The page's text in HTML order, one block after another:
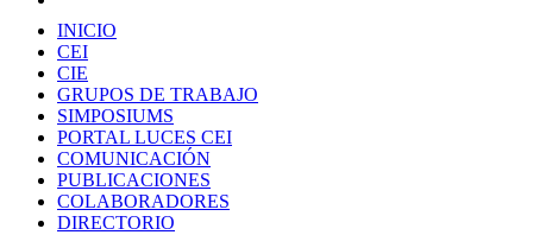
INICIO
CEI
CIE
GRUPOS DE TRABAJO
SIMPOSIUMS
PORTAL LUCES CEI
COMUNICACIÓN
PUBLICACIONES
COLABORADORES
DIRECTORIO